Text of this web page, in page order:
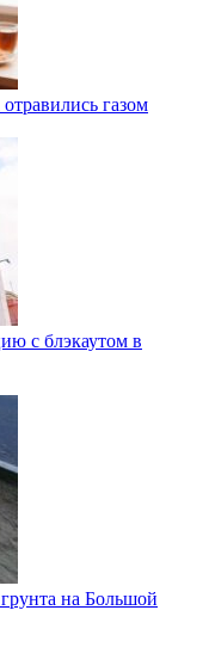
газом
с блэкаутом в
на Большой